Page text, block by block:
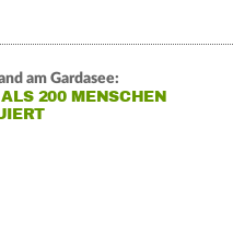
am Gardasee:
200 MENSCHEN